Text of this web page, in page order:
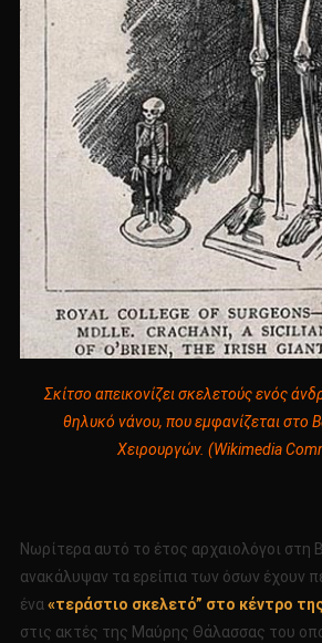
Σκίτσο απεικονίζει σκελετούς ενός
θηλυκό νάνου, που εμφανίζεται στο
Χειρουργών. (Wikimedia
Νωρίτερα αυτό το έτος αρχαιολόγοι στη
ανακάλυψαν τα ερείπια των όσων έχουν
ένα «τεράστιο σκελετό” στο κέντρο
στις ακτές της Μαύρης Θάλασσας του